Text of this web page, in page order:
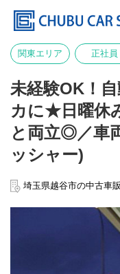
関東エリア 正社員
未経験OK！
カに★日曜休
と両立◎／車
ッシャー)
埼玉県越谷市の中古車